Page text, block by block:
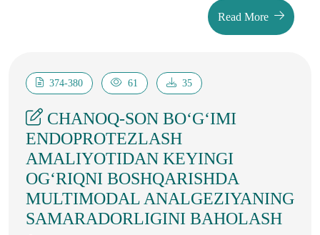
o‘zgaruvchan ehtiyojlari tahlil etiladi. O‘quvchilarning
psixologik va pedagogik xususiyatlarini inobatga olgan
qiladi. Maqola o‘quvchilarning o‘ziga xos rivojlanish
bosqichlari, ularning ta’limga bo‘lgan munosabati, o‘zlikni
anglash va muloqotdagi xususiyatlaridan kelib chiqqan
holda ta’lim metodlarini amaliy jihatdan tahlil qiladi.
Read More
374-380 61 35
CHANOQ-SON BO‘G‘IMI
ENDOPROTEZLASH
AMALIYOTIDAN KEYINGI
OG‘RIQNI BOSHQARISHDA
MULTIMODAL ANALGEZIYANING
SAMARADORLIGINI BAHOLASH